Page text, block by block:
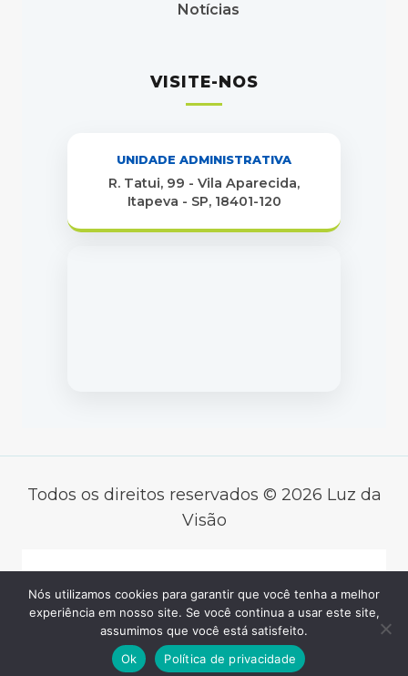
Notícias
VISITE-NOS
UNIDADE ADMINISTRATIVA
R. Tatui, 99 - Vila Aparecida,
Itapeva - SP, 18401-120
Todos os direitos reservados © 2026 Luz da
Visão
Desenvolvido por
GERMINAR
TECNOLOGIA SOCIAL
Nós utilizamos cookies para garantir que você tenha a melhor
experiência em nosso site. Se você continua a usar este site,
assumimos que você está satisfeito.
Ok
Política de privacidade